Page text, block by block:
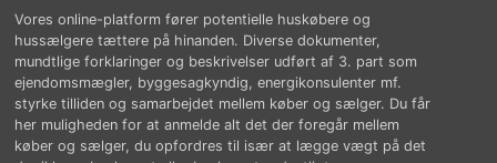
Vores online-platform fører potentielle huskøbere og
hussælgere tættere på hinanden. Diverse dokumenter,
mundtlige forklaringer og beskrivelser udført af 3. part som
ejendomsmægler, byggesagkyndig, energikonsulenter mf.
styrke tilliden og samarbejdet mellem køber og sælger. Du får
her muligheden for at anmelde alt det der foregår mellem
køber og sælger, du opfordres til især at lægge vægt på det